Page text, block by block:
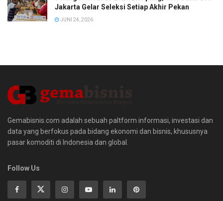
Jakarta Gelar Seleksi Setiap Akhir Pekan
JUNI 24, 2026
Gemabisnis.com adalah sebuah paltform informasi, investasi dan
data yang berfokus pada bidang ekonomi dan bisnis, khususnya
pasar komoditi di Indonesia dan global.
Follow Us